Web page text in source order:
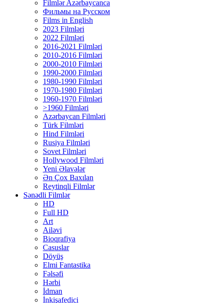
Filmlər Azərbaycanca
Фильмы на Русском
Films in English
2023 Filmləri
2022 Filmləri
2016-2021 Filmləri
2010-2016 Filmləri
2000-2010 Filmləri
1990-2000 Filmləri
1980-1990 Filmləri
1970-1980 Filmləri
1960-1970 Filmləri
>1960 Filmləri
Azərbaycan Filmləri
Türk Filmləri
Hind Filmləri
Rusiya Filmləri
Sovet Filmləri
Hollywood Filmləri
Yeni Əlavələr
Ən Çox Baxılan
Reytinqli Filmlər
Sənədli Filmlər
HD
Full HD
Art
Ailəvi
Bioqrafiya
Casuslar
Döyüş
Elmi Fantastika
Fəlsəfi
Hərbi
İdman
İnkişafedici